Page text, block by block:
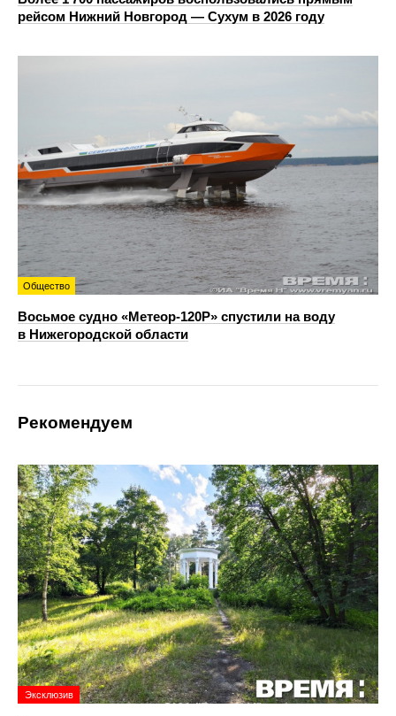
рейсом Нижний Новгород — Сухум в 2026 году
Общество
Восьмое судно «Метеор-120Р» спустили на воду
в Нижегородской области
Рекомендуем
Эксклюзив